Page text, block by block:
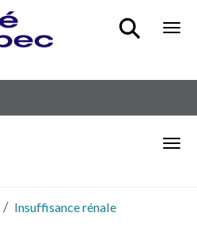
Insuffisance rénale